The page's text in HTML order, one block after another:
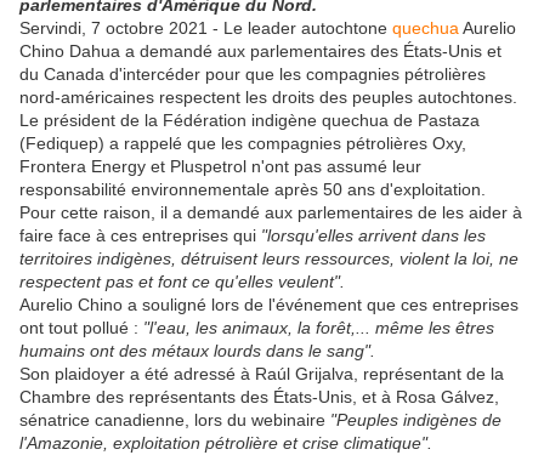
parlementaires d'Amérique du Nord.
Servindi, 7 octobre 2021 - Le leader autochtone quechua Aurelio
Chino Dahua a demandé aux parlementaires des États-Unis et
du Canada d'intercéder pour que les compagnies pétrolières
nord-américaines respectent les droits des peuples autochtones.
Le président de la Fédération indigène quechua de Pastaza
(Fediquep) a rappelé que les compagnies pétrolières Oxy,
Frontera Energy et Pluspetrol n'ont pas assumé leur
responsabilité environnementale après 50 ans d'exploitation.
Pour cette raison, il a demandé aux parlementaires de les aider à
faire face à ces entreprises qui "lorsqu'elles arrivent dans les
territoires indigènes, détruisent leurs ressources, violent la loi, ne
respectent pas et font ce qu'elles veulent".
Aurelio Chino a souligné lors de l'événement que ces entreprises
ont tout pollué : "l'eau, les animaux, la forêt,... même les êtres
humains ont des métaux lourds dans le sang".
Son plaidoyer a été adressé à Raúl Grijalva, représentant de la
Chambre des représentants des États-Unis, et à Rosa Gálvez,
sénatrice canadienne, lors du webinaire "Peuples indigènes de
l'Amazonie, exploitation pétrolière et crise climatique".